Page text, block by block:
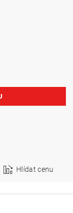
Hlídat cenu